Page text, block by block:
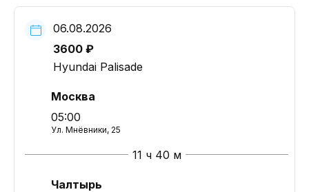
06.08.2026
3600 ₽
Hyundai Palisade
Москва
05:00
Ул. Мнёвники, 25
11 ч 40 м
Чалтырь